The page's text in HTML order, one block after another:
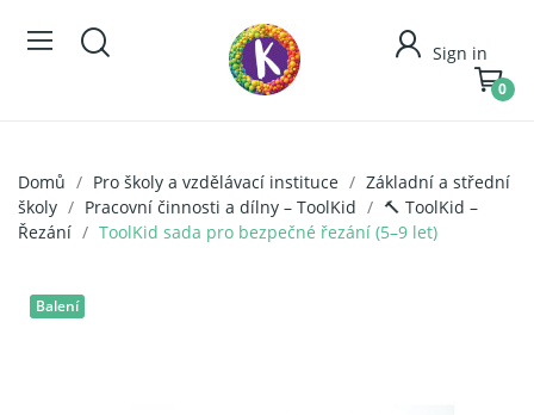
Sign in
0
Domů Pro školy a vzdělávací instituce
Základní a střední
školy
Pracovní činnosti a dílny – ToolKid
🔨 ToolKid –
Řezání
ToolKid sada pro bezpečné řezání (5–9 let)
Balení